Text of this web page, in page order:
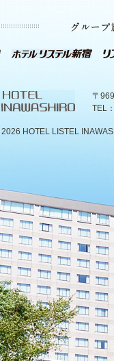
〒
TEL
2026 HOTEL LISTEL